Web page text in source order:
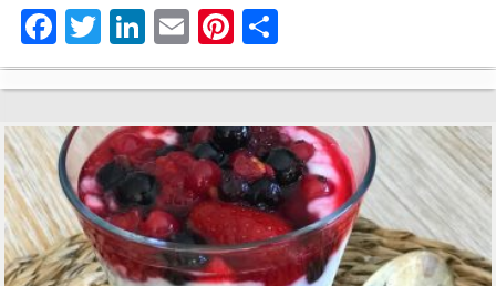
Fa
ce
bo
ok
T
wi
tte
r
Li
nk
ed
In
E
m
ail
Pi
nt
er
es
t
o
m
pa
rti
r